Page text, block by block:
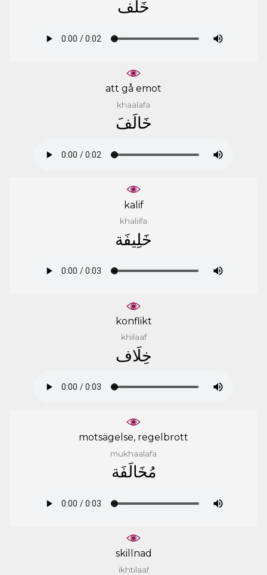
ﺧَﻠَﻒ
att gå emot
khaalafa
ﺧَﺎﻟَﻒَ
kalif
khaliifa
ﺧَﻠِﻴﻔَﺔ
konflikt
khilaaf
ﺧِﻠَﺎﻑ
motsägelse, regelbrott
mukhaalafa
ﻣُﺨَﺎﻟَﻔَﺔ
skillnad
ikhtilaaf